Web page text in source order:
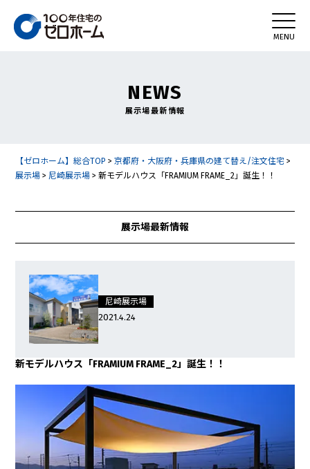
NEWS
展示場最新情報
【ゼロホーム】総合TOP >京都府・大阪府・兵庫県の建て替え/注文住宅 >
展示場 > 尼崎展示場 >新モデルハウス「FRAMIUM FRAME_2」誕生！！
展示場最新情報
尼崎展示場
2021.4.24
新モデルハウス「FRAMIUM FRAME_2」誕生！！